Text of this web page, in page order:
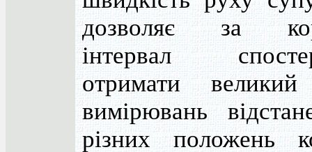
дозволяє за
інтервал
отримати
вимірювань
різних положень